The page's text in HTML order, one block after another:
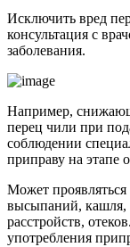
Исключить вред
консультация с
заболевания.
Например,
перец чили при
соблюдении
приправу на этапе
Может
высыпаний,
расстройств,
употребления